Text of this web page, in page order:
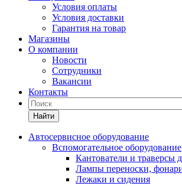
Условия оплаты
Условия доставки
Гарантия на товар
Магазины
О компании
Новости
Сотрудники
Вакансии
Контакты
Найти
Автосервисное оборудование
Вспомогательное оборудование
Кантователи и траверсы
Лампы переноски,
Лежаки и сидения